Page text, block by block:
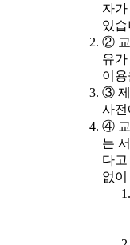
자
있
② 교
유
이
③ 제
사전
④ 교
는
다
없